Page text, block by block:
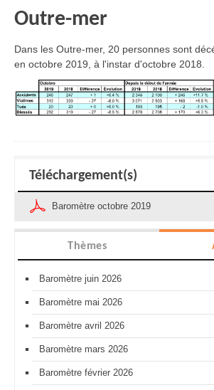
Outre-mer
Dans les Outre-mer, 20 personnes sont
en octobre 2019, à l'instar d'octobre 2018.
Téléchargement(s)
Baromètre octobre 2019
Thèmes
Baromètre juin 2026
Baromètre mai 2026
Baromètre avril 2026
Baromètre mars 2026
Baromètre février 2026